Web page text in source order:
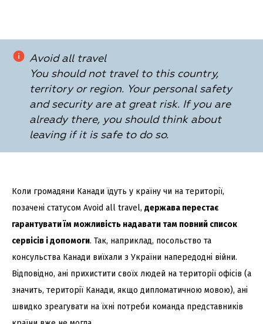
Avoid all travel
You should not travel to this country,
territory or region. Your personal safety
and security are at great risk. If you are
already there, you should think about
leaving if it is safe to do so.
Коли громадяни Канади їдуть у країну чи на території,
позачені статусом Avoid all travel, держава перестає
гарантувати їм можливість надавати там повний список
сервісів і допомоги. Так, наприклад, посольство та
консульства Канади виїхали з України напередодні війни.
Відповідно, ані прихистити своїх людей на території офісів (а
значить, території Канади, якщо дипломатичною мовою), ані
швидко зреагувати на їхні потреби команда представників